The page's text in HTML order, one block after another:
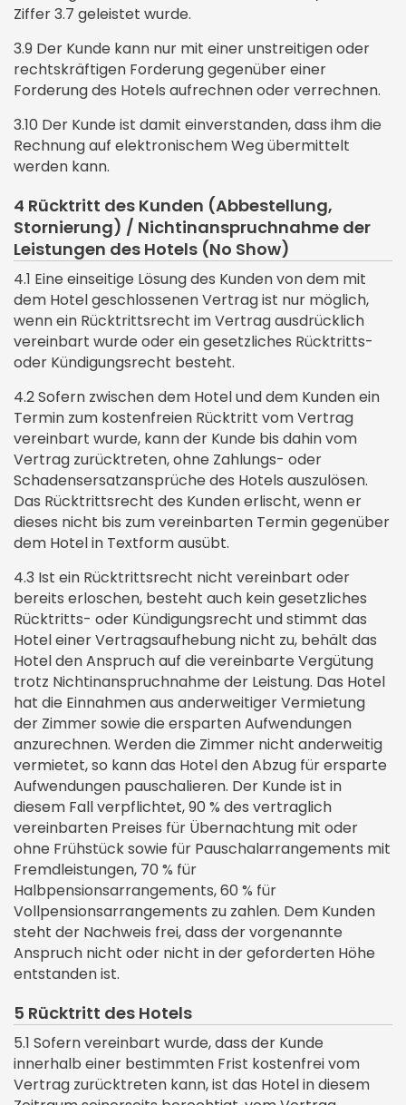
Ziffer 3.7 geleistet wurde.
3.9 Der Kunde kann nur mit einer unstreitigen oder
rechtskräftigen Forderung gegenüber einer
Forderung des Hotels aufrechnen oder verrechnen.
3.10 Der Kunde ist damit einverstanden, dass ihm die
Rechnung auf elektronischem Weg übermittelt
werden kann.
4 Rücktritt des Kunden (Abbestellung,
Stornierung) / Nichtinanspruchnahme der
Leistungen des Hotels (No Show)
4.1 Eine einseitige Lösung des Kunden von dem mit
dem Hotel geschlossenen Vertrag ist nur möglich,
wenn ein Rücktrittsrecht im Vertrag ausdrücklich
vereinbart wurde oder ein gesetzliches Rücktritts-
oder Kündigungsrecht besteht.
4.2 Sofern zwischen dem Hotel und dem Kunden ein
Termin zum kostenfreien Rücktritt vom Vertrag
vereinbart wurde, kann der Kunde bis dahin vom
Vertrag zurücktreten, ohne Zahlungs- oder
Schadensersatzansprüche des Hotels auszulösen.
Das Rücktrittsrecht des Kunden erlischt, wenn er
dieses nicht bis zum vereinbarten Termin gegenüber
dem Hotel in Textform ausübt.
4.3 Ist ein Rücktrittsrecht nicht vereinbart oder
bereits erloschen, besteht auch kein gesetzliches
Rücktritts- oder Kündigungsrecht und stimmt das
Hotel einer Vertragsaufhebung nicht zu, behält das
Hotel den Anspruch auf die vereinbarte Vergütung
trotz Nichtinanspruchnahme der Leistung. Das Hotel
hat die Einnahmen aus anderweitiger Vermietung
der Zimmer sowie die ersparten Aufwendungen
anzurechnen. Werden die Zimmer nicht anderweitig
vermietet, so kann das Hotel den Abzug für ersparte
Aufwendungen pauschalieren. Der Kunde ist in
diesem Fall verpflichtet, 90 % des vertraglich
vereinbarten Preises für Übernachtung mit oder
ohne Frühstück sowie für Pauschalarrangements mit
Fremdleistungen, 70 % für
Halbpensionsarrangements, 60 % für
Vollpensionsarrangements zu zahlen. Dem Kunden
steht der Nachweis frei, dass der vorgenannte
Anspruch nicht oder nicht in der geforderten Höhe
entstanden ist.
5 Rücktritt des Hotels
5.1 Sofern vereinbart wurde, dass der Kunde
innerhalb einer bestimmten Frist kostenfrei vom
Vertrag zurücktreten kann, ist das Hotel in diesem